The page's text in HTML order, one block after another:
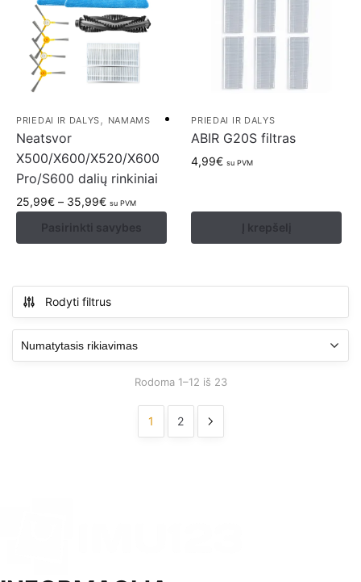
PRIEDAI IR DALYS, NAMAMS
Neatsvor
X500/X600/X520/X600
Pro/S600 dalių rinkiniai
25,99€ – 35,99€ su PVM
Pasirinkti savybes
PRIEDAI IR DALYS
ABIR G20S filtras
4,99€ su PVM
Į krepšelį
Rodyti filtrus
Rodoma 1–12 iš 23
1 2